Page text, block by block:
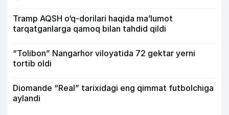
Tramp AQSH o‘q-dorilari haqida ma’lumot
tarqatganlarga qamoq bilan tahdid qildi
“Tolibon” Nangarhor viloyatida 72 gektar yerni
tortib oldi
Diomande “Real” tarixidagi eng qimmat futbolchiga
aylandi